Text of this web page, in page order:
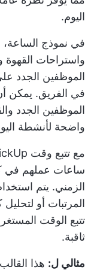
اليوم.
في نموذج الساعة،
واستراحات القهوة
الموظفين الجدد
في الفريق. يمكن
الموظفين الجدد
واضحة لأنشطة
مع تتبع وقت ClickUp الأصلي
ساعات عملهم في
الزمني. يتم
المرتبات أو
تتبع الوقت
ثاقبة.
مثالي ل: هذا